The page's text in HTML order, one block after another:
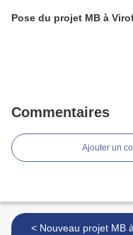
Pose du projet MB à
Commentaires
Ajouter un
< Nouveau projet MB à